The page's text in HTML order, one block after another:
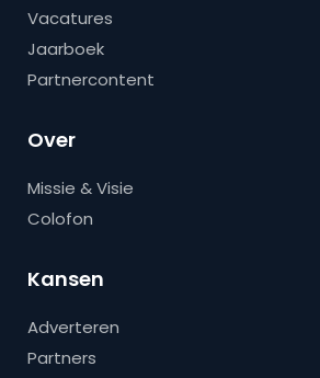
Vacatures
Jaarboek
Partnercontent
Over
Missie & Visie
Colofon
Kansen
Adverteren
Partners